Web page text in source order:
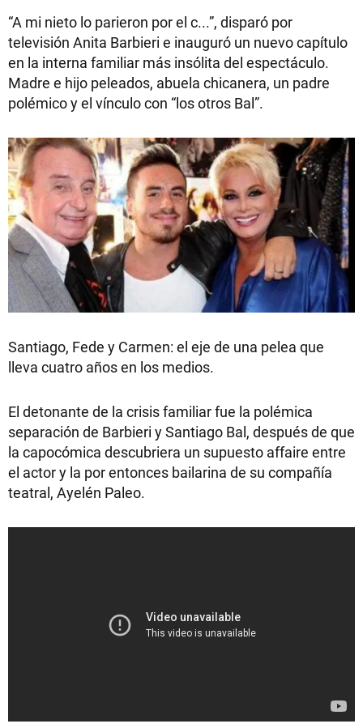
“A mi nieto lo parieron por el c...”, disparó por
televisión Anita Barbieri e inauguró un nuevo capítulo
en la interna familiar más insólita del espectáculo.
Madre e hijo peleados, abuela chicanera, un padre
polémico y el vínculo con “los otros Bal”.
Santiago, Fede y Carmen: el eje de una pelea que
lleva cuatro años en los medios.
El detonante de la crisis familiar fue la polémica
separación de Barbieri y Santiago Bal, después de que
la capocómica descubriera un supuesto affaire entre
el actor y la por entonces bailarina de su compañía
teatral, Ayelén Paleo.